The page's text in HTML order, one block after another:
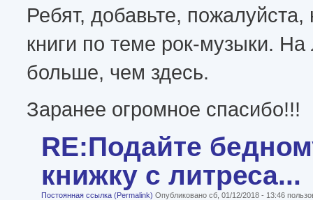
Ребят, добавьте,
книги по теме рок-музыки. На
больше, чем здесь.
Заранее огромное спасибо!!!
RE:Подайте
книжку с литреса...
Постоянная ссылка (Permalink) Опубликовано сб, 01/12/2018 - 13:46